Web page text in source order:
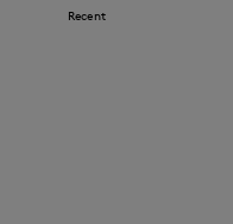
Recent